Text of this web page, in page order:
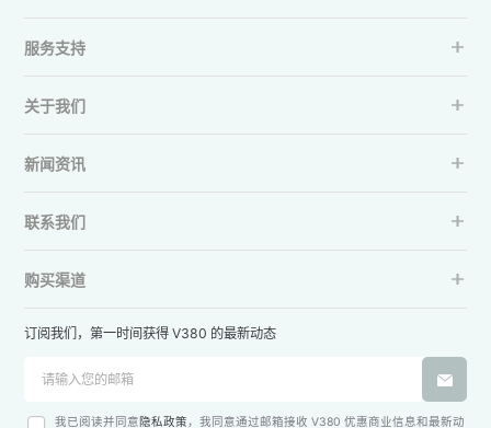
服务支持
关于我们
新闻资讯
联系我们
购买渠道
订阅我们，第一时间获得 V380 的最新动态
我已阅读并同意隐私政策 ，我同意通过邮箱接收 V380 优惠商业信息和最新动